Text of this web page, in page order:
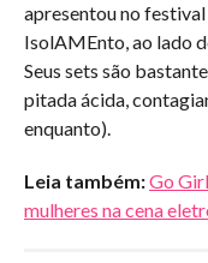
apresentou no
IsolAMEnto, ao lado
Seus sets são
pitada ácida,
enquanto).
Leia também:Go
mulheres na cena